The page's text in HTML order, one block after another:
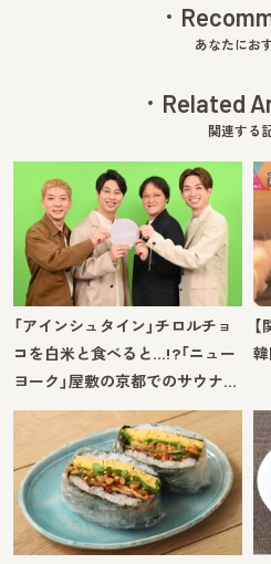
あなたにお
Related
関連する
「アインシュタイン」チロルチョ
コを白米と食べると…!?「ニュー
ヨーク」屋敷の京都でのサウナ…
韓